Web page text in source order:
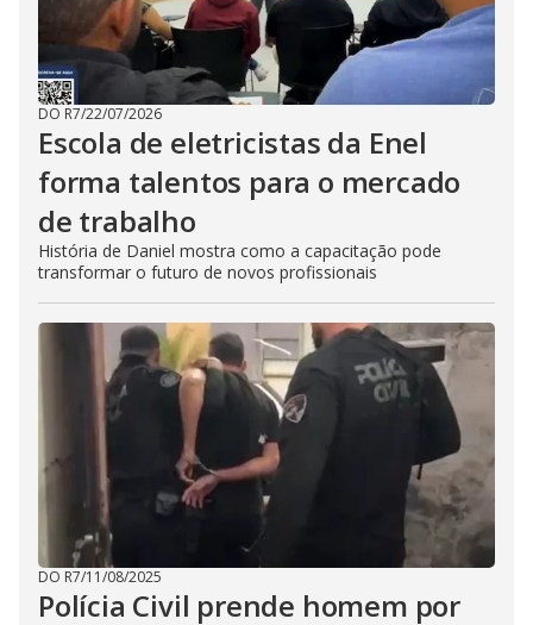
DO R7/22/07/2026
Escola de eletricistas da Enel
forma talentos para o mercado
de trabalho
História de Daniel mostra como a capacitação pode
transformar o futuro de novos profissionais
DO R7/11/08/2025
Polícia Civil prende homem por